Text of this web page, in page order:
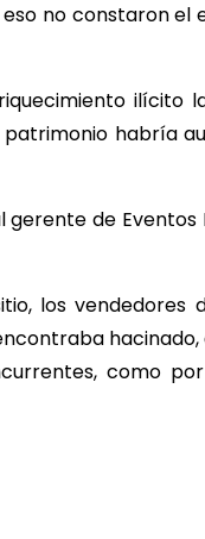
no constaron el
ilícito
patrimonio habría
de Eventos
los vendedores
como